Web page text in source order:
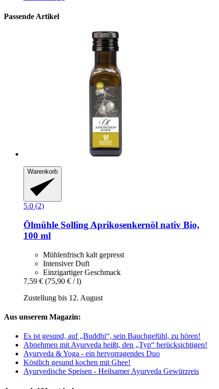
Passende Artikel
Warenkorb
5.0 (2)
Ölmühle Solling Aprikosenkernöl nativ Bio,
100 ml
Mühlenfrisch kalt gepresst
Intensiver Duft
Einzigartiger Geschmack
7,59 € (75,90 € / l)
Zustellung bis 12. August
Aus unserem Magazin:
Es ist gesund, auf „Buddhi“, sein Bauchgefühl, zu hören!
Abnehmen mit Ayurveda heißt, den „Typ“ berücksichtigen!
Ayurveda & Yoga - ein hervorragendes Duo
Köstlich gesund kochen mit Ghee!
Ayurvedische Speisen - Heilsamer Ayurveda Gewürzreis